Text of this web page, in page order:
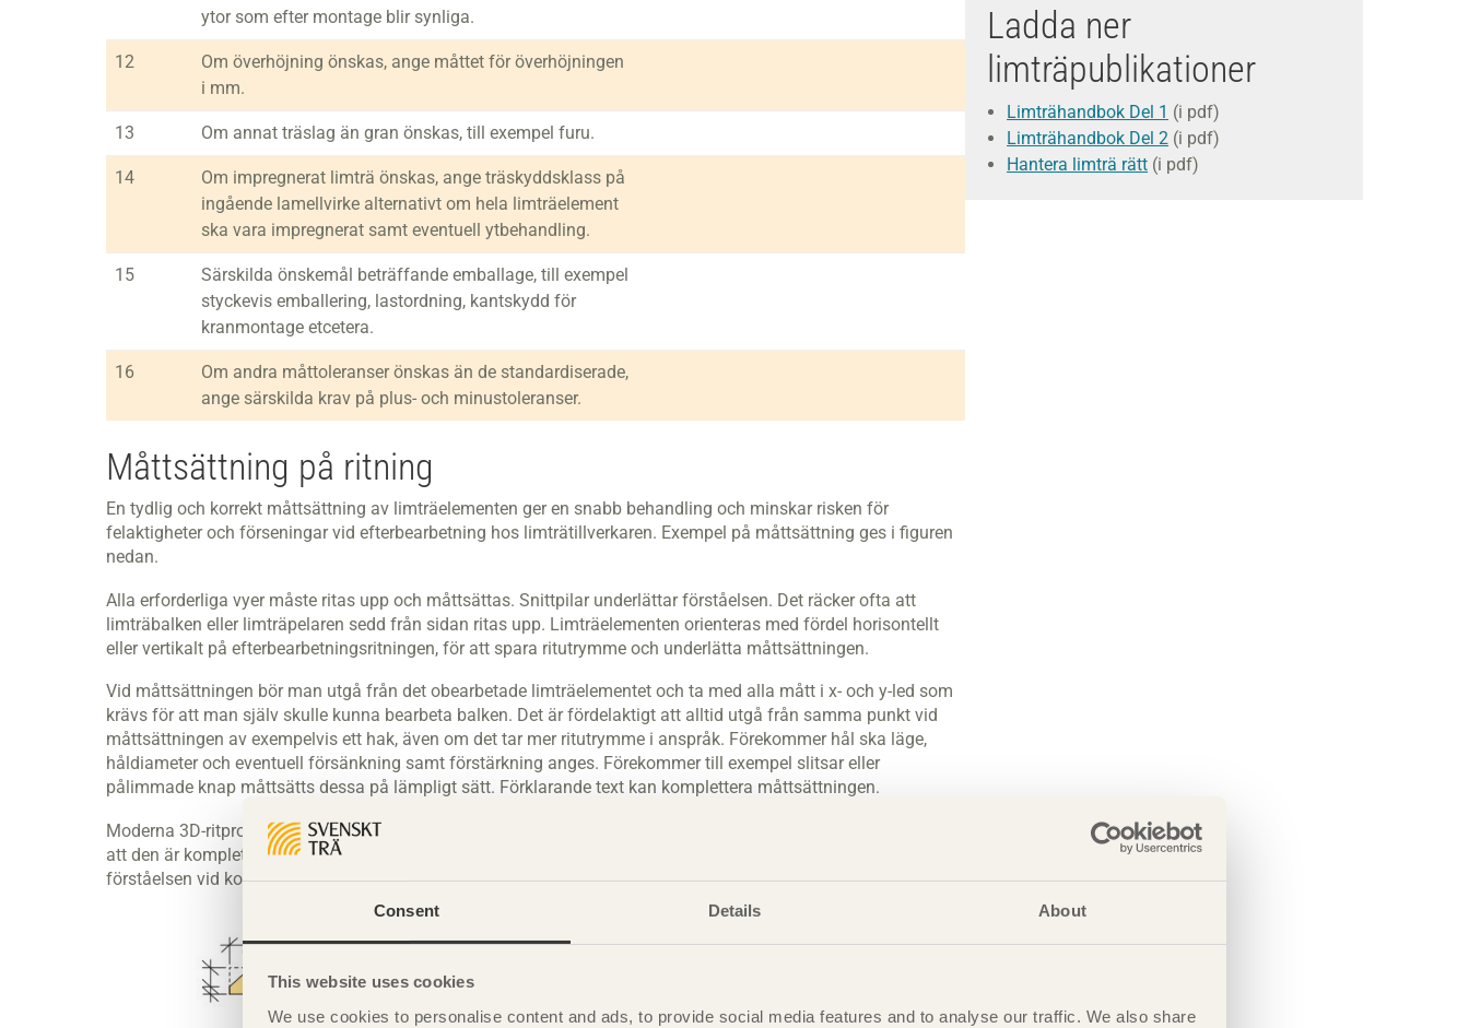
Consent Details About
This website uses cookies
We use cookies to personalise content and ads, to provide social media features and to analyse our traffic. We also share
ytor som efter montage blir synliga.
12
Om överhöjning önskas, ange måttet för överhöjningen
i mm.
13 Om annat träslag än gran önskas, till exempel furu.
14
Om impregnerat limträ önskas, ange träskyddsklass på
ingående lamellvirke alternativt om hela limträelement
ska vara impregnerat samt eventuell ytbehandling.
15
Särskilda önskemål beträffande emballage, till exempel
styckevis emballering, lastordning, kantskydd för
kranmontage etcetera.
16
Om andra måttoleranser önskas än de standardiserade,
ange särskilda krav på plus- och minustoleranser.
Måttsättning på ritning
En tydlig och korrekt måttsättning av limträelementen ger en snabb behandling och minskar risken för
felaktigheter och förseningar vid efterbearbetning hos limträtillverkaren. Exempel på måttsättning ges i figuren
nedan.
Alla erforderliga vyer måste ritas upp och måttsättas. Snittpilar underlättar förståelsen. Det räcker ofta att
limträbalken eller limträpelaren sedd från sidan ritas upp. Limträelementen orienteras med fördel horisontellt
eller vertikalt på efterbearbetningsritningen, för att spara ritutrymme och underlätta måttsättningen.
Vid måttsättningen bör man utgå från det obearbetade limträelementet och ta med alla mått i x- och y-led som
krävs för att man själv skulle kunna bearbeta balken. Det är fördelaktigt att alltid utgå från samma punkt vid
måttsättningen av exempelvis ett hak, även om det tar mer ritutrymme i anspråk. Förekommer hål ska läge,
håldiameter och eventuell försänkning samt förstärkning anges. Förekommer till exempel slitsar eller
pålimmade knap måttsätts dessa på lämpligt sätt. Förklarande text kan komplettera måttsättningen.
Moderna 3D-ritprogram genererar i regel per automatik 2D-ritningar, där måttsättningen dock bör kontrolleras så
att den är komplett. Kan 3D-modeller av limträelementen infogas på efterbearbetningsritningen underlättar det
förståelsen vid komplicerad konfektionering
Ladda ner
limträpublikationer
Limträhandbok Del 1 (i pdf)
Limträhandbok Del 2 (i pdf)
Hantera limträ rätt (i pdf)